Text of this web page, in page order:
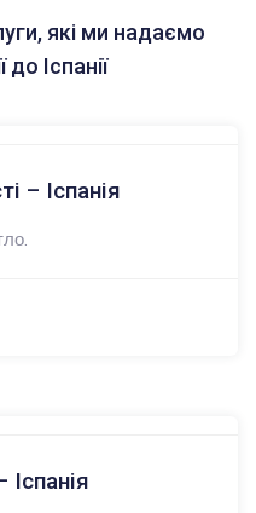
які ми надаємо
Іспанії
– Іспанія
Іспанія